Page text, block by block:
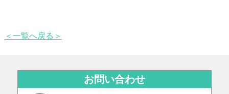
＜一覧へ戻る＞
お問い合わせ